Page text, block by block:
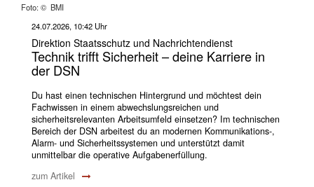
Foto: © BMI
24.07.2026, 10:42 Uhr
Direktion Staatsschutz und Nachrichtendienst
Technik trifft Sicherheit – deine Karriere in
der DSN
Du hast einen technischen Hintergrund und möchtest dein
Fachwissen in einem abwechslungsreichen und
sicherheitsrelevanten Arbeitsumfeld einsetzen? Im technischen
Bereich der DSN arbeitest du an modernen Kommunikations-,
Alarm- und Sicherheitssystemen und unterstützt damit
unmittelbar die operative Aufgabenerfüllung.
zum Artikel